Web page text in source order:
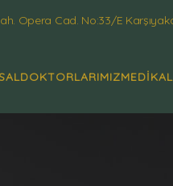
Opera Cad. No:33/E
DOKTORLARIMIZ